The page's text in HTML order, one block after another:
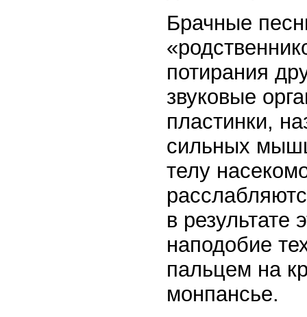
Брачные
потирания
звуковые
пластинки,
сильных
телу
в результате
наподобие
пальцем на
монпансье.